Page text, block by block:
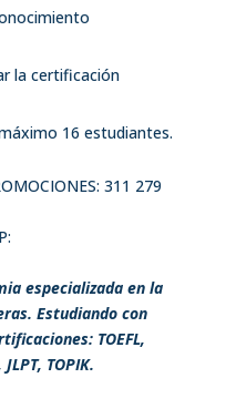
la certificación
16 estudiantes.
311 279
especializada en la
Estudiando con
TOEFL,
JLPT, TOPIK.